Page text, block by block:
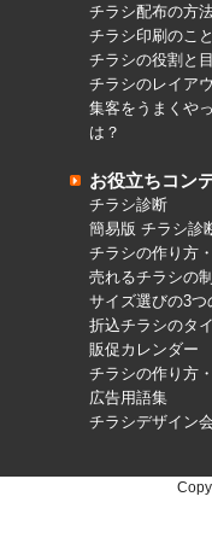
チラシ配布の方
チラシ印刷のこ
チラシの役割と
チラシのレイア
集客をうまくや
は？
お役立ちコン
チラシ診断
簡易版 チラシ診
チラシの作り方
売れるチラシの
サイズ選びの3つ
折込チラシのタ
販促カレンダー
チラシの作り方
広告用語集
チラシデザイン